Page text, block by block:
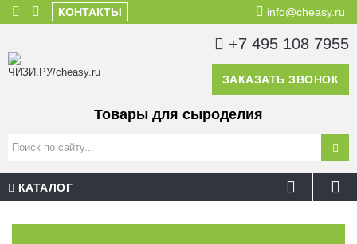
КОНТАКТЫ info@cheasy.ru
+7 495 108 7955
ЗАКАЗАТЬ ЗВОНОК
Товары для сыроделия
КАТАЛОГ